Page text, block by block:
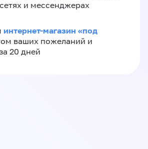
и мессенджерах
интернет-магазин «‎под
ваших пожеланий и
20 дней